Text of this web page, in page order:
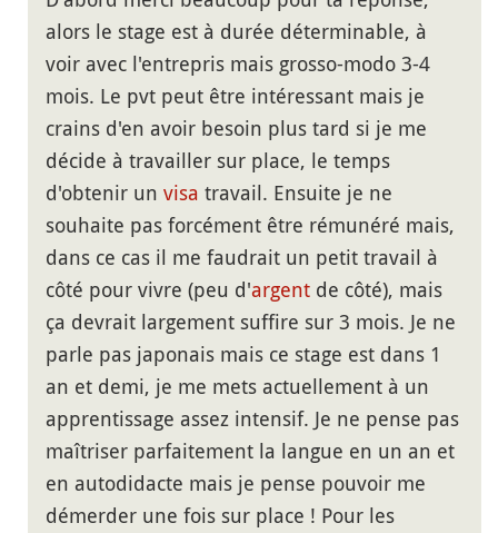
alors le stage est à durée déterminable, à
voir avec l'entrepris mais grosso-modo 3-4
mois. Le pvt peut être intéressant mais je
crains d'en avoir besoin plus tard si je me
décide à travailler sur place, le temps
d'obtenir un visa travail. Ensuite je ne
souhaite pas forcément être rémunéré mais,
dans ce cas il me faudrait un petit travail à
côté pour vivre (peu d'argent de côté), mais
ça devrait largement suffire sur 3 mois. Je ne
parle pas japonais mais ce stage est dans 1
an et demi, je me mets actuellement à un
apprentissage assez intensif. Je ne pense pas
maîtriser parfaitement la langue en un an et
en autodidacte mais je pense pouvoir me
démerder une fois sur place ! Pour les